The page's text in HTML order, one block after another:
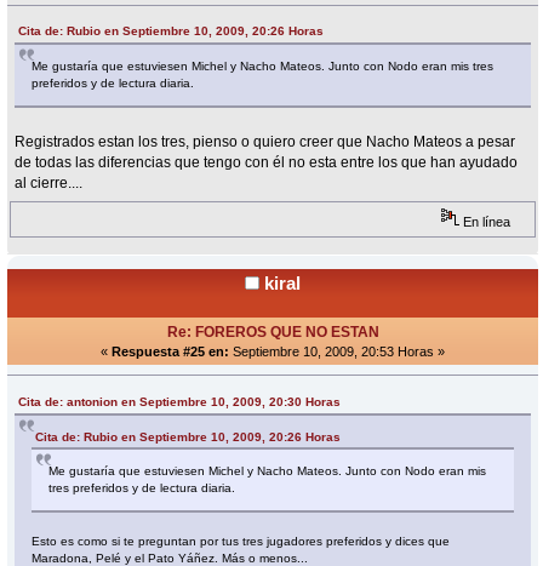
Cita de: Rubio en Septiembre 10, 2009, 20:26 Horas
Me gustaría que estuviesen Michel y Nacho Mateos. Junto con Nodo eran mis tres
preferidos y de lectura diaria.
Registrados estan los tres, pienso o quiero creer que Nacho Mateos a pesar
de todas las diferencias que tengo con él no esta entre los que han ayudado
al cierre....
En línea
kiral
Re: FOREROS QUE NO ESTAN
« Respuesta #25 en: Septiembre 10, 2009, 20:53 Horas »
Cita de: antonion en Septiembre 10, 2009, 20:30 Horas
Cita de: Rubio en Septiembre 10, 2009, 20:26 Horas
Me gustaría que estuviesen Michel y Nacho Mateos. Junto con Nodo eran mis
tres preferidos y de lectura diaria.
Esto es como si te preguntan por tus tres jugadores preferidos y dices que
Maradona, Pelé y el Pato Yáñez. Más o menos...